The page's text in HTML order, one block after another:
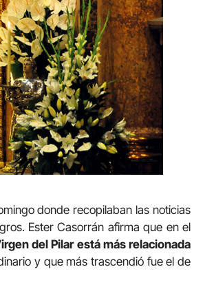
donde recopilaban las noticias
Ester Casorrán afirma que en el
del Pilar está más relacionada
y que más trascendió fue el de